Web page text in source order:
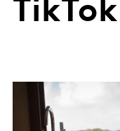
TikTok